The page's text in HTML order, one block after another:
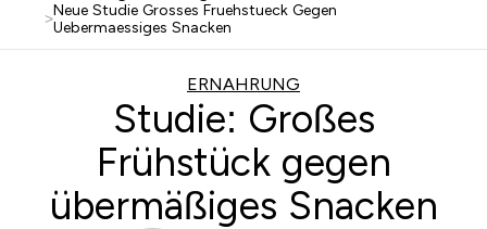
>Neue Studie Grosses Fruehstueck Gegen
Uebermaessiges Snacken
ERNAHRUNG
Studie: Großes
Frühstück gegen
übermäßiges Snacken